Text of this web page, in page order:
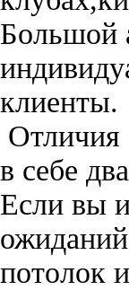
Большой
клиенты.
Отличия
в себе
Если вы
потолок